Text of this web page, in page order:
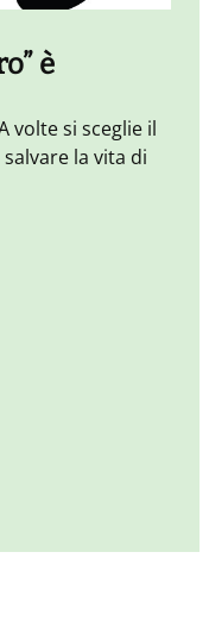
è
volte si sceglie il
la vita di